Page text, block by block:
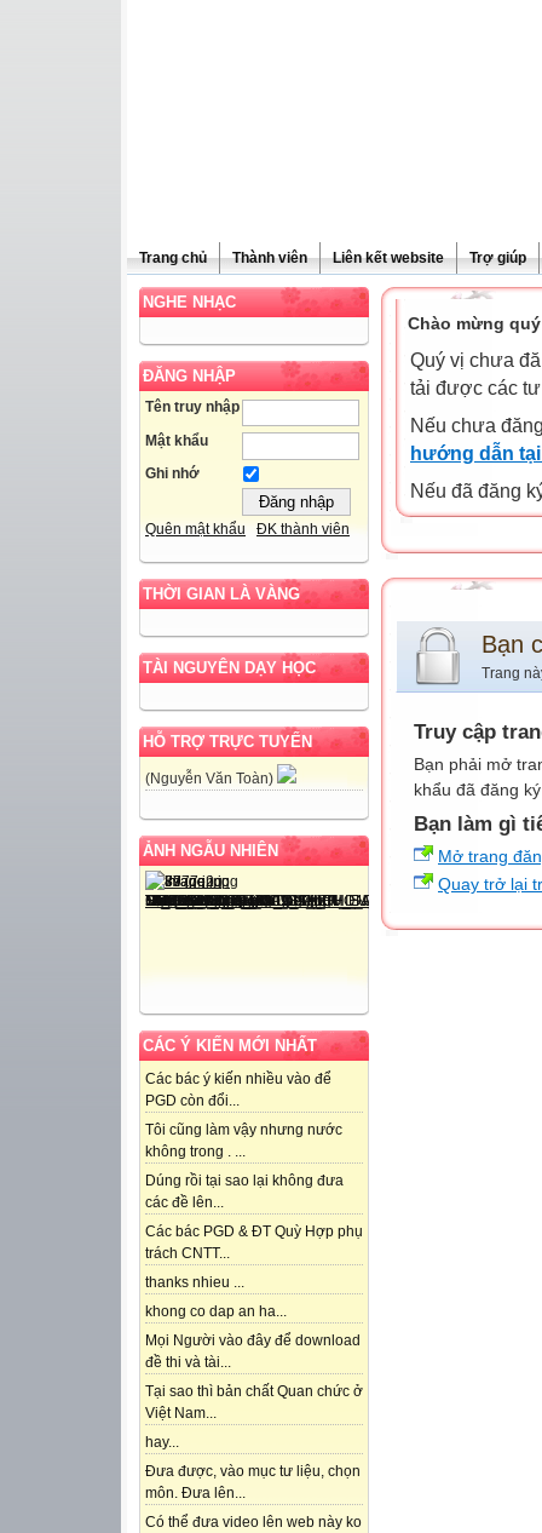
Trang chủ Thành viên Liên kết website Trợ giúp
NGHE NHẠC
ĐĂNG NHẬP
Tên truy nhập
Mật khẩu
Ghi nhớ
Quên mật khẩu ĐK thành viên
THỜI GIAN LÀ VÀNG
TÀI NGUYÊN DẠY HỌC
HỖ TRỢ TRỰC TUYẾN
(Nguyễn Văn Toàn)
ẢNH NGẪU NHIÊN
CÁC Ý KIẾN MỚI NHẤT
Các bác ý kiến nhiều vào để
PGD còn đổi...
Tôi cũng làm vậy nhưng nước
không trong . ...
Dúng rồi tại sao lại không đưa
các đề lên...
Các bác PGD & ĐT Quỳ Hợp phụ
trách CNTT...
thanks nhieu ...
khong co dap an ha...
Mọi Người vào đây để download
đề thi và tài...
Tại sao thì bản chất Quan chức ở
Việt Nam...
hay...
Đưa được, vào mục tư liệu, chọn
môn. Đưa lên...
Có thể đưa video lên web này ko
Chào mừng
Quý vị chưa
tải được các
Nếu chưa
hướng dẫn
Nếu đã đăng
Bạn
Trang
Truy cập
Bạn phải mở
khẩu đã đăng
Bạn làm gì
Mở trang
Quay trở lại